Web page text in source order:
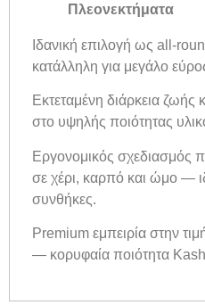
Πλεονεκτήματα
Ιδανική επιλογή ως all-
κατάλληλη για μεγάλο
Εκτεταμένη διάρκεια ζωής
στο υψηλής ποιότητας
Εργονομικός σχεδιασμός
σε χέρι, καρπό και ώμο —
συνθήκες.
Premium εμπειρία στην
— κορυφαία ποιότητα